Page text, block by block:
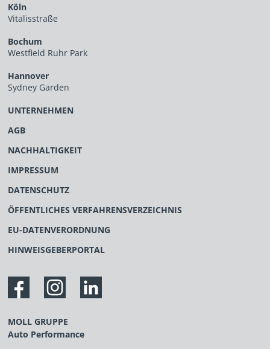
Köln
Vitalisstraße
Bochum
Westfield Ruhr Park
Hannover
Sydney Garden
UNTERNEHMEN
AGB
NACHHALTIGKEIT
IMPRESSUM
DATENSCHUTZ
ÖFFENTLICHES VERFAHRENSVERZEICHNIS
EU-DATENVERORDNUNG
HINWEISGEBERPORTAL
MOLL GRUPPE
Auto Performance